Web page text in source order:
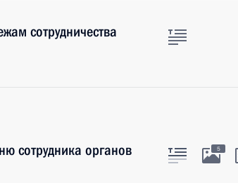
сотрудничества
сотрудника органов
5